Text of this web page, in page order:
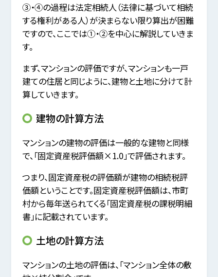
③・④の過程は法定相続人（法律に基づいて相続
する権利がある人）が決まらない限り算出が困難
ですので、ここでは①・②を中心に解説していきま
す。
まず、マンションの評価ですが、マンションも一戸
建ての住居と同じように、建物と土地に分けて計
算していきます。
建物の計算方法
マンションの建物の評価は一般的な建物と同様
で、「固定資産税評価額×1.0」で評価されます。
つまり、固定資産税の評価額が建物の相続税評
価額ということです。固定資産税評価額は、市町
村から毎年送られてくる「固定資産税の課税明細
書」に記載されています。
土地の計算方法
マンションの土地の評価は、「マンション全体の敷